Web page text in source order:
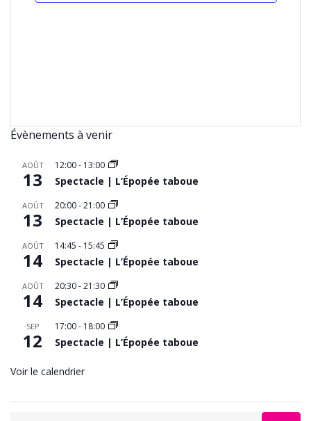
Évènements à venir
AOÛT
13
12:00- 13:00
Spectacle | L’Épopée taboue
AOÛT
13
20:00-21:00
Spectacle | L’Épopée taboue
AOÛT
14
14:45 - 15:45
Spectacle | L’Épopée taboue
AOÛT
14
20:30-21:30
Spectacle | L’Épopée taboue
SEP
12
17:00- 18:00
Spectacle | L’Épopée taboue
Voir le calendrier